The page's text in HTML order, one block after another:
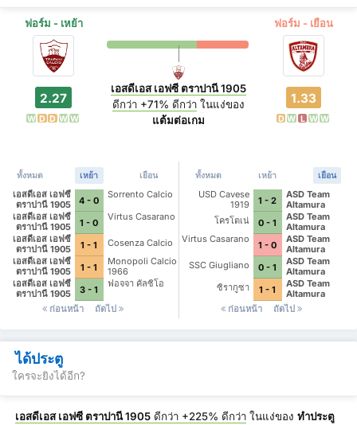
ฟอร์ม - เหย้า ฟอร์ม - เยือน
2.27
W D D W W
เอสดีเอส เอฟซี ตราปานี 1905
ดีกว่า +71% ดีกว่าในแง่ของ
แต้มต่อเกม
1.33
D W L W W
ทั้งหมด เหย้า เยือน
เอสดีเอส เอฟซี
ตราปานี 1905
4 - 0
Sorrento Calcio
เอสดีเอส เอฟซี
ตราปานี 1905
1 - 0
Virtus Casarano
เอสดีเอส เอฟซี
ตราปานี 1905
1 - 1
Cosenza Calcio
เอสดีเอส เอฟซี
ตราปานี 1905
1 - 1
Monopoli Calcio
1966
เอสดีเอส เอฟซี
ตราปานี 1905
3 - 1
ฟอจจา คัลซิโอ
ก่อนหน้า ถัดไป
ทั้งหมด เหย้า เยือน
USD Cavese
1919
1 - 2
ASD Team
Altamura
โครโตเน่
0 - 1
ASD Team
Altamura
Virtus Casarano
1 - 0
ASD Team
Altamura
SSC Giugliano
0 - 1
ASD Team
Altamura
ซิรากูซา
1 - 1
ASD Team
Altamura
ก่อนหน้า
ถัดไป
ได้ประตู
ใครจะยิงได้อีก?
เอสดีเอส เอฟซี ตราปานี 1905 ดีกว่า +225% ดีกว่า ในแง่ของ ทำประตู